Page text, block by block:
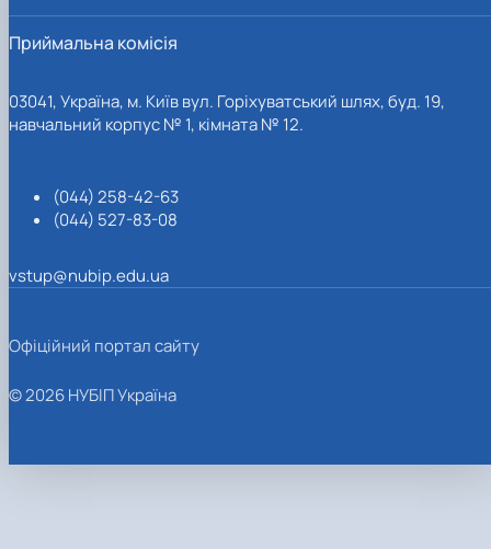
Приймальна комісія
03041, Україна, м. Київ вул. Горіхуватський шлях, буд. 19,
навчальний корпус № 1, кімната № 12.
(044) 258-42-63
(044) 527-83-08
vstup@nubip.edu.ua
Офіційний портал сайту
© 2026 НУБІП Україна